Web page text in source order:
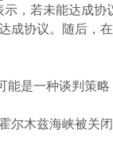
，若未能达成协
成协议。随后，
是一种谈判策
尔木兹海峡被关